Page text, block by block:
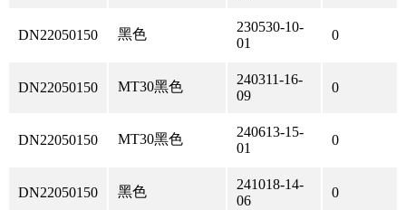
DN22050150 黑色
230530-10-
01
0
DN22050150 MT30黑色
240311-16-
09
0
DN22050150 MT30黑色
240613-15-
01
0
DN22050150 黑色
241018-14-
06
0